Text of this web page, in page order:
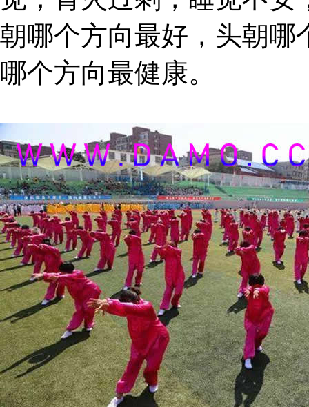
朝哪个方向最好，头朝哪
哪个方向最健康。